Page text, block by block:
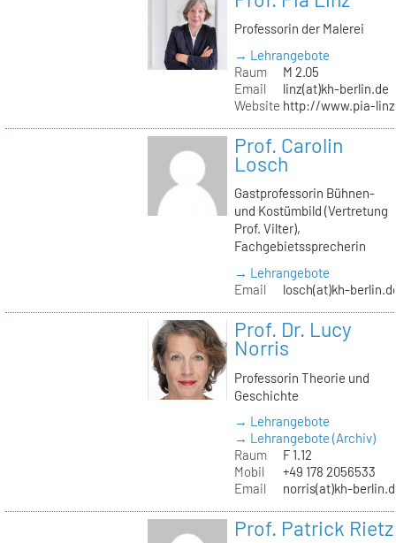
Professorin der Malerei
→ Lehrangebote
Raum
M 2.05
Email
linz(at)kh-berlin.de
Website http://www.pia-
Prof. Carolin
Losch
Gastprofessorin Bühnen-
und Kostümbild (Vertretung
Prof. Vilter),
Fachgebietssprecherin
→ Lehrangebote
Email
losch(at)kh-
Prof. Dr. Lucy
Norris
Professorin Theorie und
Geschichte
→ Lehrangebote
→ Lehrangebote (Archiv)
Raum
F 1.12
Mobil
+49 178 2056533
Email
norris(at)kh-
Prof. Patrick Rietz